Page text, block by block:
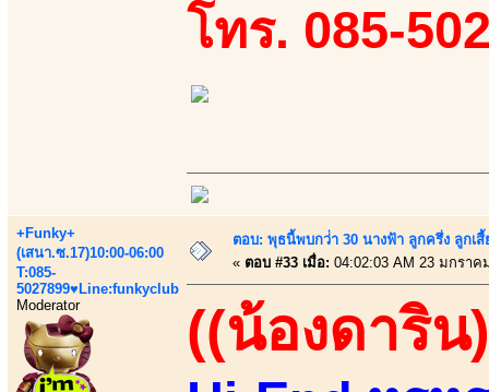
โทร. 085-
+Funky+
(เสนา.ซ.17)10:00-06:00
T:085-
5027899♥Line:funkyclub
Moderator
ตอบ: พุธนี้พบกว่่า 30 นางฟ้า ลูกครึ่ง ลูกเ
« ตอบ #33 เมื่อ: 04:02:03 AM 23 มกราค
((น้องดาริน